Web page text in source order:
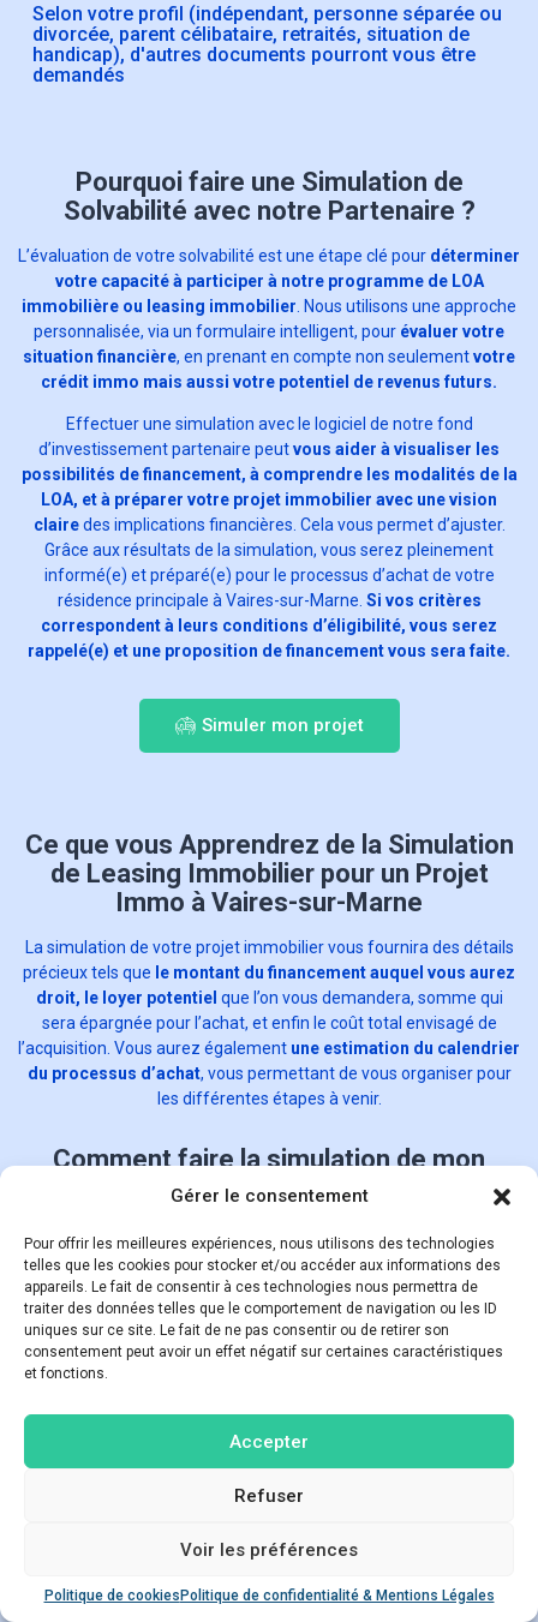
Gérer le consentement
Pour offrir les meilleures expériences, nous utilisons des technologies
telles que les cookies pour stocker et/ou accéder aux informations des
appareils. Le fait de consentir à ces technologies nous permettra de
traiter des données telles que le comportement de navigation ou les ID
uniques sur ce site. Le fait de ne pas consentir ou de retirer son
consentement peut avoir un effet négatif sur certaines caractéristiques
et fonctions.
Accepter
Refuser
Voir les préférences
Politique de cookies Politique de confidentialité & Mentions Légales
Selon votre profil (indépendant, personne séparée ou
divorcée, parent célibataire, retraités, situation de
handicap), d'autres documents pourront vous être
demandés
Pourquoi faire une Simulation de
Solvabilité avec notre Partenaire ?
L’évaluation de votre solvabilité est une étape clé pour déterminer
votre capacité à participer à notre programme de LOA
immobilière ou leasing immobilier . Nous utilisons une approche
personnalisée, via un formulaire intelligent, pour évaluer votre
situation financière, en prenant en compte non seulementvotre
crédit immo mais aussi votre potentiel de revenus futurs.
Effectuer une simulation avec le logiciel de notre fond
d’investissement partenaire peutvous aider à visualiser les
possibilités de financement, à comprendre les modalités de la
LOA, et à préparer votre projet immobilier avec une vision
clairedes implications financières. Cela vous permet d’ajuster.
Grâce aux résultats de la simulation, vous serez pleinement
informé(e) et préparé(e) pour le processus d’achat de votre
résidence principale à Vaires-sur-Marne. Si vos critères
correspondent à leurs conditions d’éligibilité, vous serez
rappelé(e) et une proposition de financement vous sera faite.
Simuler mon projet
Ce que vous Apprendrez de la Simulation
de Leasing Immobilier pour un Projet
Immo à Vaires-sur-Marne
La simulation de votre projet immobilier vous fournira des détails
précieux tels que le montant du financement auquel vous aurez
droit, le loyer potentiel que l’on vous demandera, somme qui
sera épargnée pour l’achat, et enfin le coût total envisagé de
l’acquisition. Vous aurez également une estimation du calendrier
du processus d’achat, vous permettant de vous organiser pour
les différentes étapes à venir.
Comment faire la simulation de mon
projet immobilier en leasing immobilier ?
Pour démarrer votre simulation avec HST Partner, voici quelques
étapes simples à suivre :
Accédez à notre
simulateur en ligne via
Commencer
Poser une question
Open